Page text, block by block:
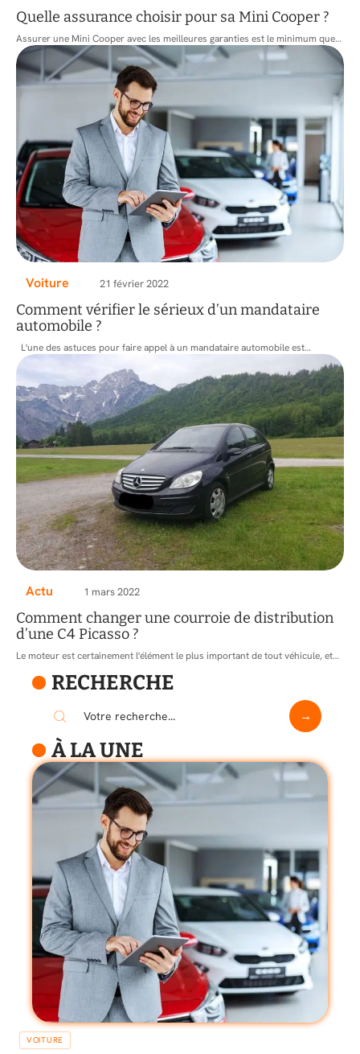
Quelle assurance choisir pour sa Mini Cooper ?
Assurer une Mini Cooper avec les meilleures garanties est le minimum que…
Voiture 21 février 2022
Comment vérifier le sérieux d’un mandataire
automobile ?
L'une des astuces pour faire appel à un mandataire automobile est…
Actu 1 mars 2022
Comment changer une courroie de distribution
d’une C4 Picasso ?
Le moteur est certainement l'élément le plus important de tout véhicule, et…
RECHERCHE
À LA UNE
VOITURE